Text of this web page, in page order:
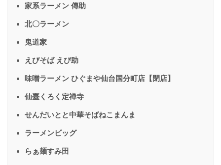
家系ラーメン 傳助
北〇ラーメン
鬼道家
えびそば えび助
味噌ラーメン ひぐまや仙台国分町店【閉店】
仙臺くろく定禅寺
せんだいとと中華そばねこまんま
ラーメンビッグ
らぁ麺すみ田